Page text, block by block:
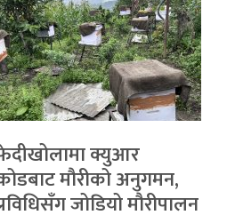
क्युआर
मौरीको अनुगमन,
जोडियो मौरीपालन